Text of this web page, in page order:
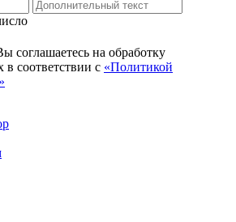
соглашаетесь на обработку
соответствии с «Политикой